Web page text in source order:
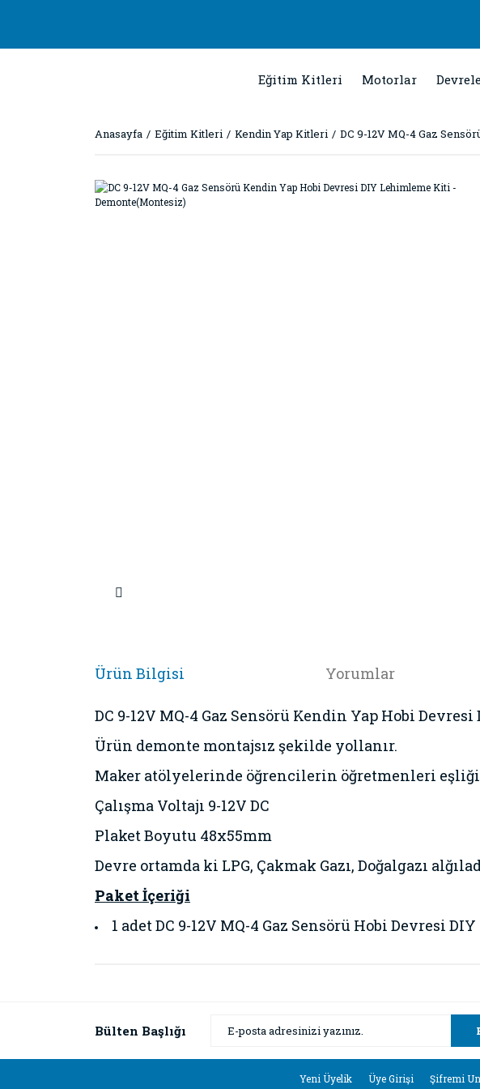
Eğitim Kitleri Motorlar
Anasayfa Eğitim Kitleri Kendin Yap Kitleri DC 9-12V MQ-4 Gaz
Ürün Bilgisi Yorumlar
DC 9-12V MQ-4 Gaz Sensörü Kendin Yap Hobi
Ürün demonte montajsız şekilde yollanır.
Maker atölyelerinde öğrencilerin öğretmenleri
Çalışma Voltajı 9-12V DC
Plaket Boyutu 48x55mm
Devre ortamda ki LPG, Çakmak Gazı, Doğalgazı
Paket İçeriği
1 adetDC 9-12V MQ-4 Gaz Sensörü Hobi
Ürün resmi kalitesiz, bozuk veya görüntülenemiyor.
Bülten Başlığı
Yeni Üyelik Üye Girişi Şifremi